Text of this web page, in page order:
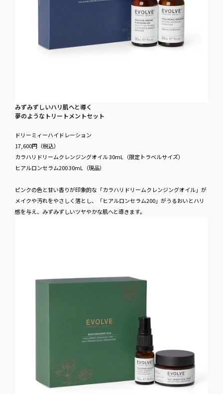
みず​みずしい​ハリ肌へと​導く
夢のような​トリートメントセット
ドリーミィーハイドレーション
17,600円​（税込）
カラハリドリームクレンジングオイル 30mL（限定トラベルサイズ）
ヒアルロンセラム200 30mL（現品）
ピンクの色と甘い香りが印象的な「カラハリドリームクレンジングオイル」が
メイクや汚れをやさしく落とし、「ヒアルロンセラム200」がうるおいとハリ
感を与え、みずみずしいツヤやかな肌へと導きます。